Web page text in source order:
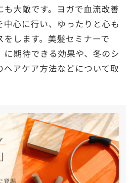
大敵です。ヨガで血流改善
心に行い、ゆったりと心も
します。美髪セミナーで
に期待できる効果や、冬のシ
アケア方法などについて取